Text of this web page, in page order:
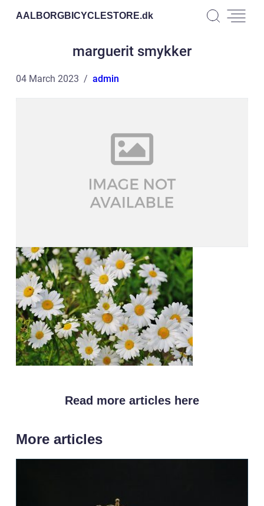
AALBORGBICYCLESTORE.dk
marguerit smykker
04 March 2023 admin
Read more articles here
More articles